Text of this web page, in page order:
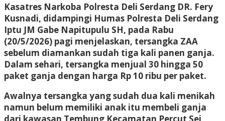
Kasatres Narkoba Polresta Deli Serdang DR. Fery
Kusnadi, didampingi Humas Polresta Deli Serdang
Iptu JM Gabe Napitupulu SH, pada Rabu
(20/5/2026) pagi menjelaskan, tersangka ZAA
sebelum diamankan sudah tiga kali panen ganja.
Dalam sehari, tersangka menjual 30 hingga 50
paket ganja dengan harga Rp 10 ribu per paket.
Awalnya tersangka yang sudah dua kali menikah
namun belum memiliki anak itu membeli ganja
dari kawasan Tembung Kecamatan Percut Sei